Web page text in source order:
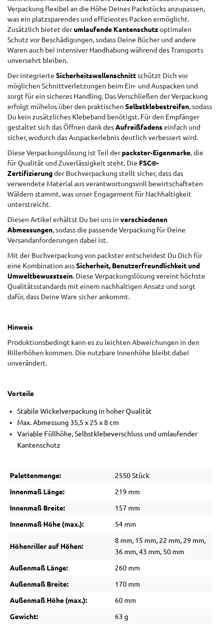
Verpackung flexibel an die Höhe Deines Packstücks anzupassen,
was ein platzsparendes und effizientes Packen ermöglicht.
Zusätzlich bietet derumlaufende Kantenschutzoptimalen
Schutz vor Beschädigungen, sodass Deine Bücher und andere
Waren auch bei intensiver Handhabung während des Transports
unversehrt bleiben.
Der integrierte Sicherheitswellenschnittschützt Dich vor
möglichen Schnittverletzungen beim Ein- und Auspacken und
sorgt für ein sicheres Handling. Das Verschließen der Verpackung
erfolgt mühelos über den praktischen Selbstklebestreifen, sodass
Du kein zusätzliches Klebeband benötigst. Für den Empfänger
gestaltet sich das Öffnen dank desAufreißfadenseinfach und
sicher, wodurch das Auspackerlebnis deutlich verbessert wird.
Diese Verpackungslösung ist Teil derpackster-Eigenmarke, die
für Qualität und Zuverlässigkeit steht. Die FSC®-
Zertifizierungder Buchverpackung stellt sicher, dass das
verwendete Material aus verantwortungsvoll bewirtschafteten
Wäldern stammt, was unser Engagement für Nachhaltigkeit
unterstreicht.
Diesen Artikel erhältst Du bei uns in verschiedenen
Abmessungen, sodass die passende Verpackung für Deine
Versandanforderungen dabei ist.
Mit der Buchverpackung von packster entscheidest Du Dich für
eine Kombination ausSicherheit, Benutzerfreundlichkeit und
Umweltbewusstsein. Diese Verpackungslösung vereint höchste
Qualitätsstandards mit einem nachhaltigen Ansatz und sorgt
dafür, dass Deine Ware sicher ankommt.
Hinweis
Produktionsbedingt kann es zu leichten Abweichungen in den
Rillerhöhen kommen. Die nutzbare Innenhöhe bleibt dabei
unverändert.
Vorteile
Stabile Wickelverpackung in hoher Qualität
Max. Abmessung 35,5 x 25 x 8 cm
Variable Füllhöhe, Selbstklebeverschluss und umlaufender
Kantenschutz
Palettenmenge: 2550 Stück
Innenmaß Länge: 219 mm
Innenmaß Breite: 157 mm
Innenmaß Höhe (max.): 54 mm
Höhenriller auf Höhen:
8 mm, 15 mm, 22 mm, 29 mm,
36 mm, 43 mm, 50 mm
Außenmaß Länge: 260 mm
Außenmaß Breite: 170 mm
Außenmaß Höhe (max.): 60 mm
Gewicht: 63 g